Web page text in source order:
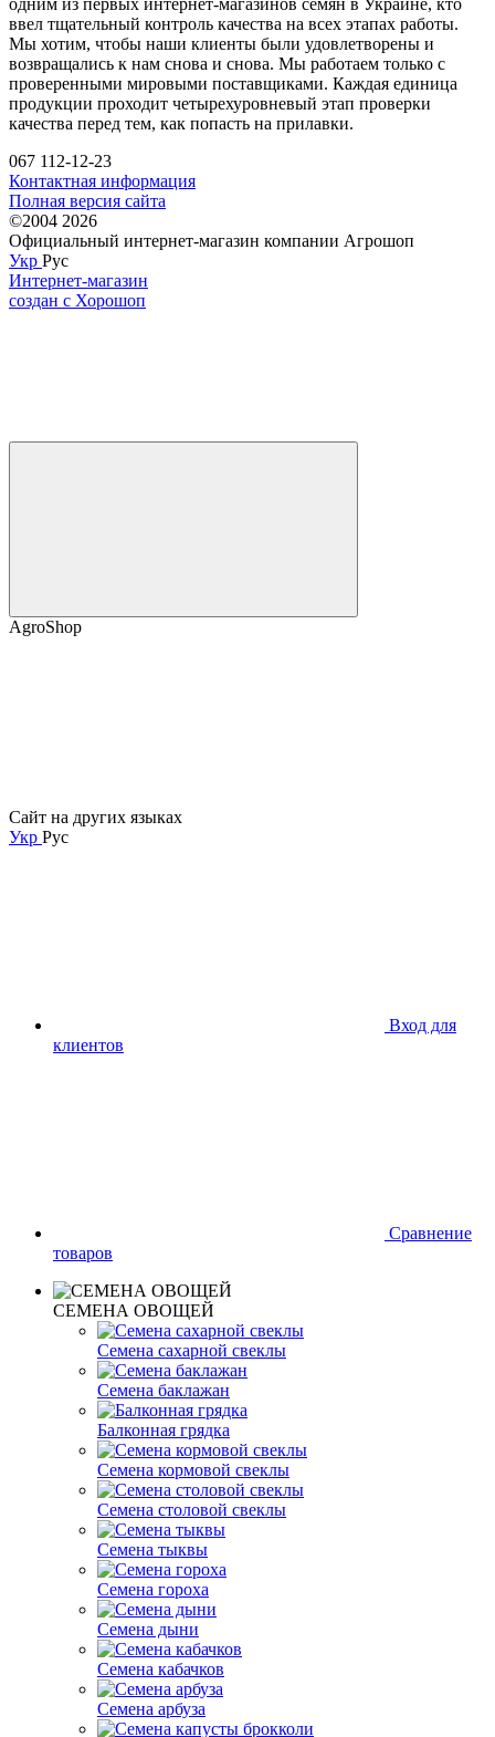
ввел тщательный контроль качества на всех этапах работы.
Мы хотим, чтобы наши клиенты были удовлетворены и
возвращались к нам снова и снова. Мы работаем только с
проверенными мировыми поставщиками. Каждая единица
продукции проходит четырехуровневый этап проверки
качества перед тем, как попасть на прилавки.
067 112-12-23
Контактная информация
Полная версия сайта
©2004 2026
Официальный интернет-магазин компании Агрошоп
Укр Рус
Интернет-магазин
создан с Хорошоп
AgroShop
Сайт на других языках
Укр Рус
Вход для
клиентов
Сравнение
товаров
СЕМЕНА ОВОЩЕЙ
Семена сахарной свеклы
Семена баклажан
Балконная грядка
Семена кормовой свеклы
Семена столовой свеклы
Семена тыквы
Семена гороха
Семена дыни
Семена кабачков
Семена арбуза